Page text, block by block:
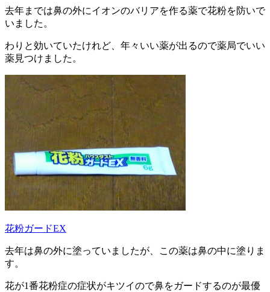
去年までは鼻の外にイオンのバリアを作る薬で花粉を防いで
いました。
わりと効いていたけれど、年々いい薬が出るので薬局でいい
薬見つけました。
花粉ガードEX
去年は鼻の外に塗っていましたが、この薬は鼻の中に塗りま
す。
花が1番花粉症の症状がキツイので鼻をガードするのが最優